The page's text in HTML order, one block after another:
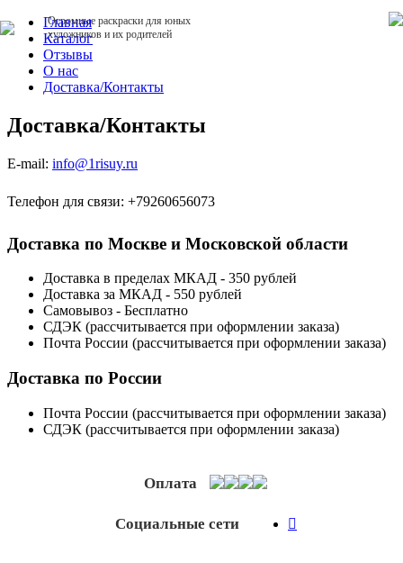
Огромные раскраски для юных
художников и их родителей
Главная
Каталог
Отзывы
О нас
Доставка/Контакты
Доставка/Контакты
E-mail: info@1risuy.ru
Телефон для связи: +79260656073
Доставка по Москве и Московской области
Доставка в пределах МКАД - 350 рублей
Доставка за МКАД - 550 рублей
Самовывоз - Бесплатно
СДЭК (рассчитывается при оформлении заказа)
Почта России (рассчитывается при оформлении заказа)
Доставка по России
Почта России (рассчитывается при оформлении заказа)
СДЭК (рассчитывается при оформлении заказа)
Оплата
Социальные сети